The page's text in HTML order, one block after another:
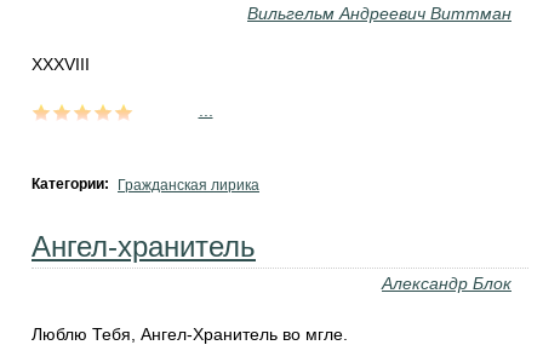
Вильгельм Андреевич Виттман
XXXVIII
Категории: Гражданская лирика
Ангел-хранитель
Александр Блок
Люблю Тебя, Ангел-Хранитель во мгле.